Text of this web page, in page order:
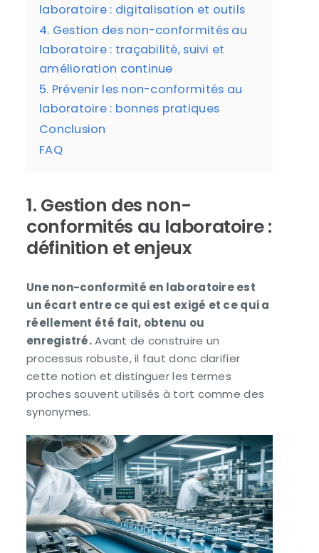
laboratoire : digitalisation et outils
4. Gestion des non-conformités au
laboratoire : traçabilité, suivi et
amélioration continue
5. Prévenir les non-conformités au
laboratoire : bonnes pratiques
Conclusion
FAQ
1. Gestion des non-
conformités au laboratoire :
définition et enjeux
Une non-conformité en laboratoire est
un écart entre ce qui est exigé et ce qui a
réellement été fait, obtenu ou
enregistré.Avant de construire un
processus robuste, il faut donc clarifier
cette notion et distinguer les termes
proches souvent utilisés à tort comme des
synonymes.